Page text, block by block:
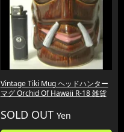
Vintage Tiki Mug ヘッドハンター
マグ Orchid Of Hawaii R-18 雑貨
SOLD OUT Yen